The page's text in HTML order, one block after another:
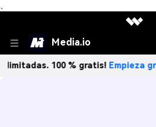
、
Media.io
100 % gratis!Empieza gratis→